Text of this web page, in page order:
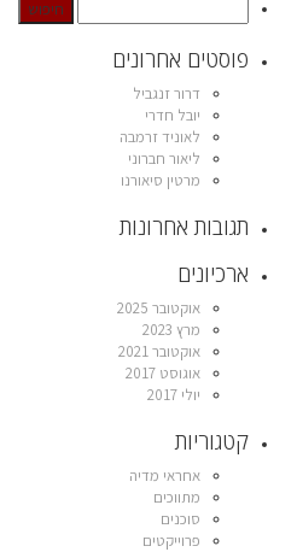
פוסטים אחרונים
דרור זנגביל
יובל חדרי
לאוניד זרמבה
ליאור חברוני
מרטין סיאורנו
תגובות אחרונות
ארכיונים
אוקטובר 2025
מרץ 2023
אוקטובר 2021
אוגוסט 2017
יולי 2017
קטגוריות
אחראי מדיה
מתווכים
סוכנים
פרוייקטים